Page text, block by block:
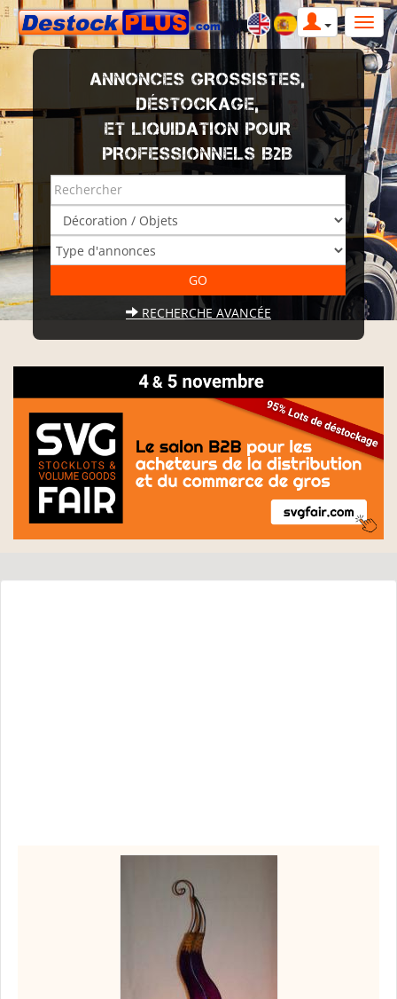
ANNONCES GROSSISTES,
DÉSTOCKAGE,
ET LIQUIDATION POUR
PROFESSIONNELS B2B
RECHERCHE AVANCÉE